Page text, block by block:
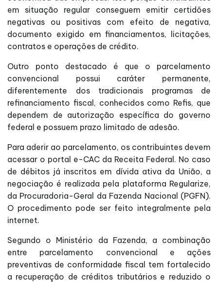
em situação regular conseguem emitir certidões
negativas ou positivas com efeito de negativa,
documento exigido em financiamentos, licitações,
contratos e operações de crédito.
Outro ponto destacado é que o parcelamento
convencional possui caráter permanente,
diferentemente dos tradicionais programas de
refinanciamento fiscal, conhecidos como Refis, que
dependem de autorização específica do governo
federal e possuem prazo limitado de adesão.
Para aderir ao parcelamento, os contribuintes devem
acessar o portal e-CAC da Receita Federal. No caso
de débitos já inscritos em dívida ativa da União, a
negociação é realizada pela plataforma Regularize,
da Procuradoria-Geral da Fazenda Nacional (PGFN).
O procedimento pode ser feito integralmente pela
internet.
Segundo o Ministério da Fazenda, a combinação
entre parcelamento convencional e ações
preventivas de conformidade fiscal tem fortalecido
a recuperação de créditos tributários e reduzido o